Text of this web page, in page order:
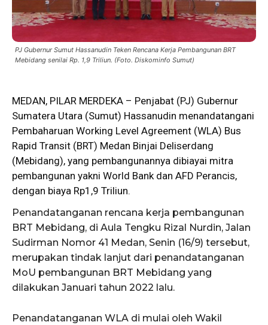
PJ Gubernur Sumut Hassanudin Teken Rencana Kerja Pembangunan BRT
Mebidang senilai Rp. 1,9 Triliun. (Foto. Diskominfo Sumut)
MEDAN, PILAR MERDEKA – Penjabat (PJ) Gubernur
Sumatera Utara (Sumut) Hassanudin menandatangani
Pembaharuan Working Level Agreement (WLA) Bus
Rapid Transit (BRT) Medan Binjai Deliserdang
(Mebidang), yang pembangunannya dibiayai mitra
pembangunan yakni World Bank dan AFD Perancis,
dengan biaya Rp1,9 Triliun.
Penandatanganan rencana kerja pembangunan
BRT Mebidang, di Aula Tengku Rizal Nurdin, Jalan
Sudirman Nomor 41 Medan, Senin (16/9) tersebut,
merupakan tindak lanjut dari penandatanganan
MoU pembangunan BRT Mebidang yang
dilakukan Januari tahun 2022 lalu.
Penandatanganan WLA di mulai oleh Wakil